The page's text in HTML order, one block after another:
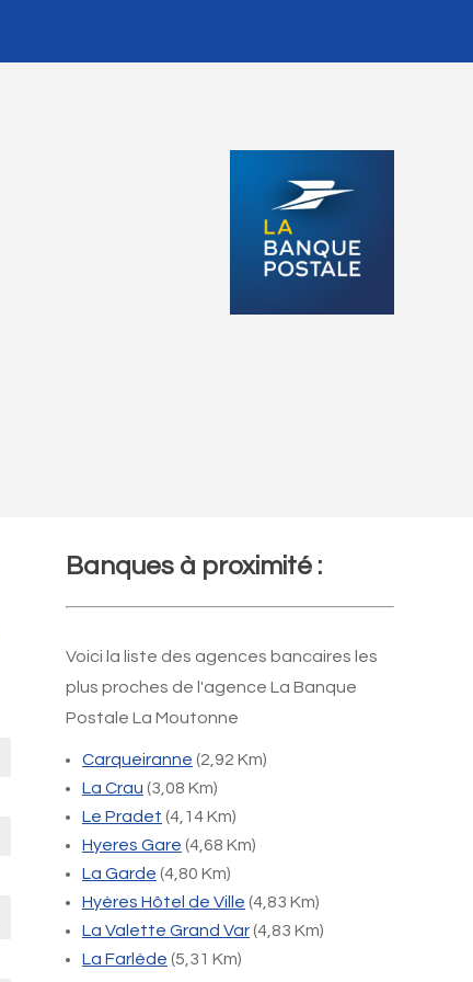
Banques à proximité :
Voici la liste des agences bancaires les
plus proches de l'agence La Banque
Postale La Moutonne
Carqueiranne (2,92 Km)
La Crau (3,08 Km)
Le Pradet (4,14 Km)
Hyeres Gare (4,68 Km)
La Garde (4,80 Km)
Hyères Hôtel de Ville (4,83 Km)
La Valette Grand Var(4,83 Km)
La Farlède (5,31 Km)